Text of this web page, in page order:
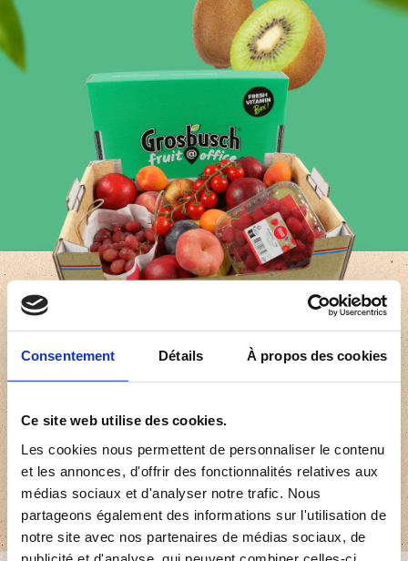
Consentement Détails À propos des cookies
Ce site web utilise des cookies.
Les cookies nous permettent de personnaliser le contenu
et les annonces, d'offrir des fonctionnalités relatives aux
médias sociaux et d'analyser notre trafic. Nous
partageons également des informations sur l'utilisation de
notre site avec nos partenaires de médias sociaux, de
Mit Fruit@Office bieten
Sie Ihrem Team das Beste
Tag, mit einem Service,
der zuverlässig, flexibel
und engagiert ist.